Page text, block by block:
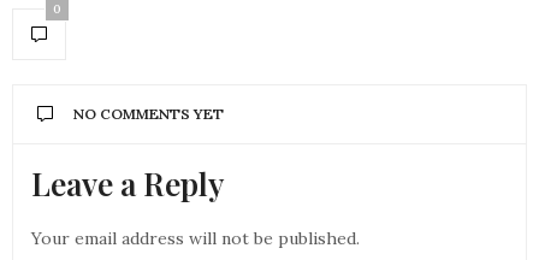
0
NO COMMENTS YET
Leave a Reply
Your email address will not be published.